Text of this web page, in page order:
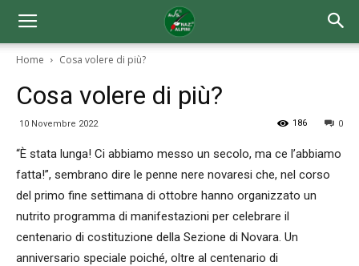
Home Cosa volere di più?
Cosa volere di più?
10 Novembre 2022 0
186
“È stata lunga! Ci abbiamo messo un secolo, ma ce l’abbiamo
fatta!”, sembrano dire le penne nere novaresi che, nel corso
del primo fine settimana di ottobre hanno organizzato un
nutrito programma di manifestazioni per celebrare il
centenario di costituzione della Sezione di Novara. Un
anniversario speciale poiché, oltre al centenario di